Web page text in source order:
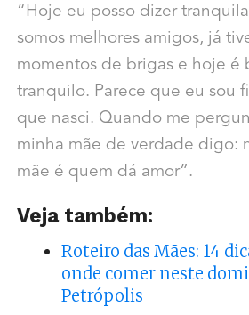
“Hoje eu posso dizer
somos melhores amigos, já
momentos de brigas e hoje é
tranquilo. Parece que eu sou
que nasci. Quando me
minha mãe de verdade digo:
mãe é quem dá amor”.
Veja também:
Roteiro das Mães: 14
onde comer neste
Petrópolis